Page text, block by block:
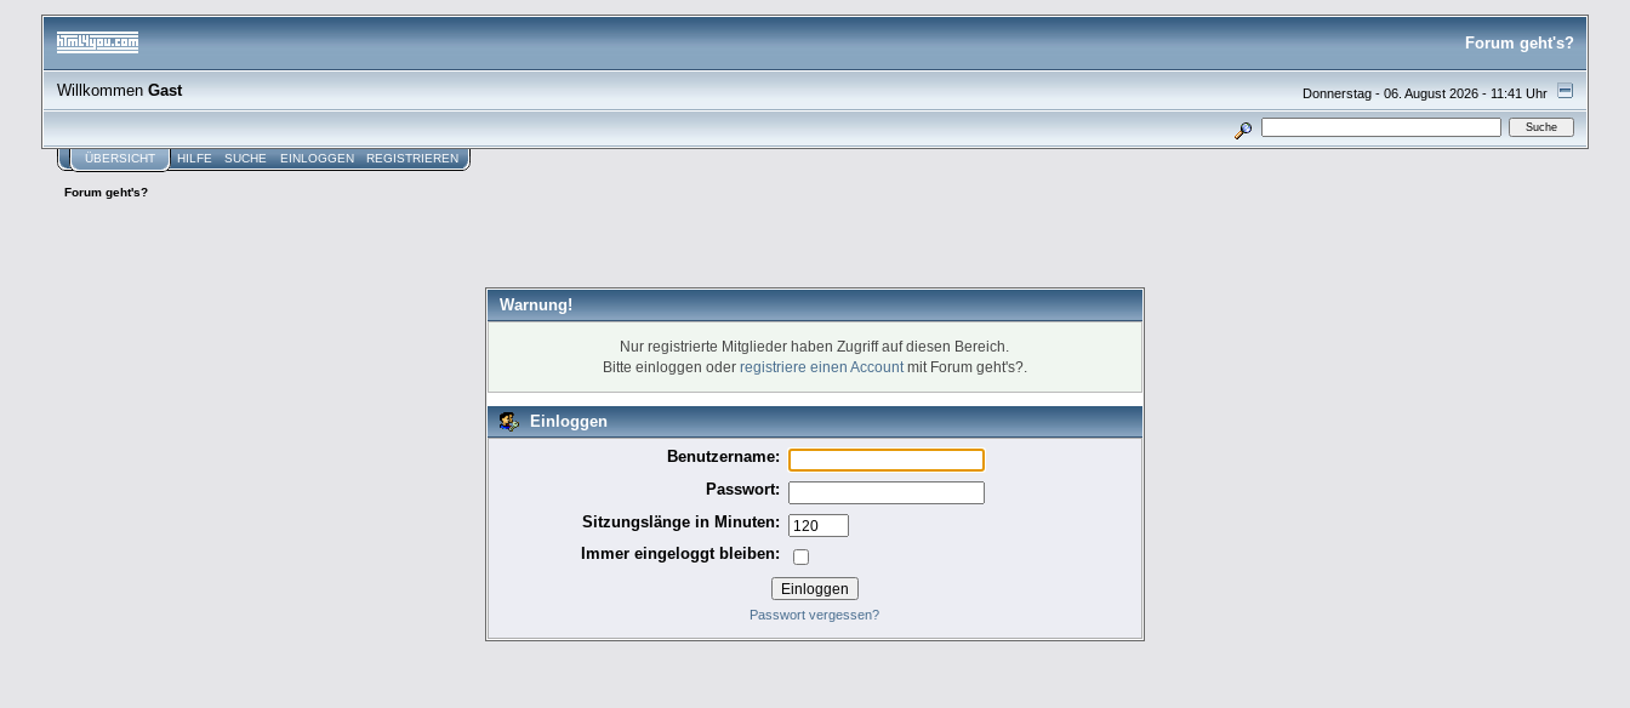
Forum geht's?
Donnerstag - 06. August 2026 - 11:41 Uhr
WillkommenGast
ÜBERSICHT HILFE SUCHE EINLOGGEN REGISTRIEREN
Forum geht's?
Warnung!
Nur registrierte Mitglieder haben Zugriff auf diesen Bereich.
Bitte einloggen oder registriere einen Accountmit Forum geht's?.
Einloggen
Benutzername:
Passwort:
Sitzungslänge in Minuten:
Immer eingeloggt bleiben:
Passwort vergessen?